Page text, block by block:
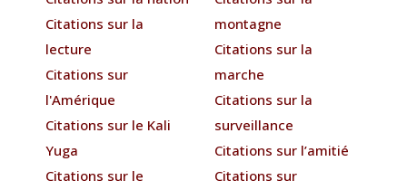
Citations sur la
lecture
Citations sur
l'Amérique
Citations sur le Kali
Yuga
Citations sur le
montagne
Citations sur la
marche
Citations sur la
surveillance
Citations sur l’amitié
Citations sur